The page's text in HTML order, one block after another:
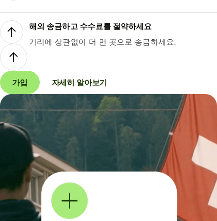
해외 송금하고 수수료를 절약하세요
거리에 상관없이 더 먼 곳으로 송금하세요.
가입 자세히 알아보기